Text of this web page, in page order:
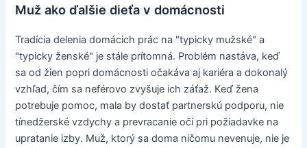
Muž ako ďalšie dieťa v domácnosti
Tradícia delenia domácich prác na "typicky mužské" a
"typicky ženské" je stále prítomná. Problém nastáva, keď
sa od žien popri domácnosti očakáva aj kariéra a dokonalý
vzhľad, čím sa neférovo zvyšuje ich záťaž. Keď žena
potrebuje pomoc, mala by dostať partnerskú podporu, nie
tínedžerské vzdychy a prevracanie očí pri požiadavke na
upratanie izby. Muž, ktorý sa doma ničomu nevenuje, nie je